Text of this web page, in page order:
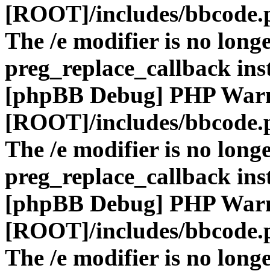
[ROOT]/includes/
The /e modifier is no
preg_replace_callback
[phpBB Debug] PHP
[ROOT]/includes/
The /e modifier is no
preg_replace_callback
[phpBB Debug] PHP
[ROOT]/includes/
The /e modifier is no